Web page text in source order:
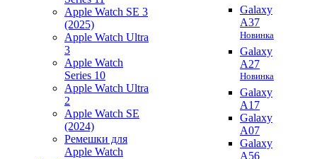
Apple Watch SE 3
(2025)
Apple Watch Ultra
3
Apple Watch
Series 10
Apple Watch Ultra
2
Apple Watch SE
(2024)
Ремешки для
Apple Watch
Galaxy
A37
Новинка
Galaxy
A27
Новинка
Galaxy
A17
Galaxy
A07
Galaxy
A56